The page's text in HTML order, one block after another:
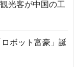
光客が中国の工
ボット富豪」誕